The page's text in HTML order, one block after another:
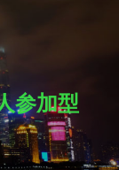
参加型